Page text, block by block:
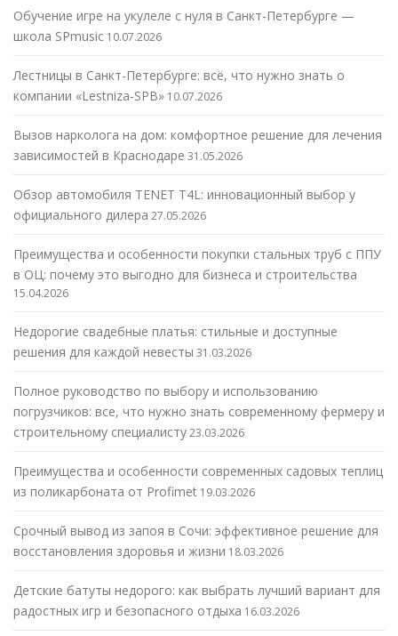
Обучение игре на укулеле с нуля в Санкт-Петербурге —
школа SPmusic 10.07.2026
Лестницы в Санкт-Петербурге: всё, что нужно знать о
компании «Lestniza-SPB» 10.07.2026
Вызов нарколога на дом: комфортное решение для лечения
зависимостей в Краснодаре 31.05.2026
Обзор автомобиля TENET T4L: инновационный выбор у
официального дилера 27.05.2026
Преимущества и особенности покупки стальных труб с ППУ
в ОЦ: почему это выгодно для бизнеса и строительства
15.04.2026
Недорогие свадебные платья: стильные и доступные
решения для каждой невесты 31.03.2026
Полное руководство по выбору и использованию
погрузчиков: все, что нужно знать современному фермеру и
строительному специалисту23.03.2026
Преимущества и особенности современных садовых теплиц
из поликарбоната от Profimet 19.03.2026
Срочный вывод из запоя в Сочи: эффективное решение для
восстановления здоровья и жизни 18.03.2026
Детские батуты недорого: как выбрать лучший вариант для
радостных игр и безопасного отдыха 16.03.2026